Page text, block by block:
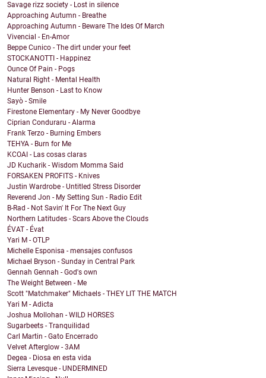
Savage rizz society - Lost in silence
Approaching Autumn - Breathe
Approaching Autumn - Beware The Ides Of March
Vivencial - En-Amor
Beppe Cunico - The dirt under your feet
STOCKANOTTI - Happinez
Ounce Of Pain - Pogs
Natural Right - Mental Health
Hunter Benson - Last to Know
Sayò - Smile
Firestone Elementary - My Never Goodbye
Ciprian Conduraru - Alarma
Frank Terzo - Burning Embers
TEHYA - Burn for Me
KCOAI - Las cosas claras
JD Kucharik - Wisdom Momma Said
FORSAKEN PROFITS - Knives
Justin Wardrobe - Untitled Stress Disorder
Reverend Jon - My Setting Sun - Radio Edit
B-Rad - Not Savin' It For The Next Guy
Northern Latitudes - Scars Above the Clouds
ÉVAT - Évat
Yari M - OTLP
Michelle Esponisa - mensajes confusos
Michael Bryson - Sunday in Central Park
Gennah Gennah - God's own
The Weight Between - Me
Scott "Matchmaker" Michaels - THEY LIT THE MATCH
Yari M - Adicta
Joshua Mollohan - WILD HORSES
Sugarbeets - Tranquilidad
Carl Martin - Gato Encerrado
Velvet Afterglow - 3AM
Degea - Diosa en esta vida
Sierra Levesque - UNDERMINED